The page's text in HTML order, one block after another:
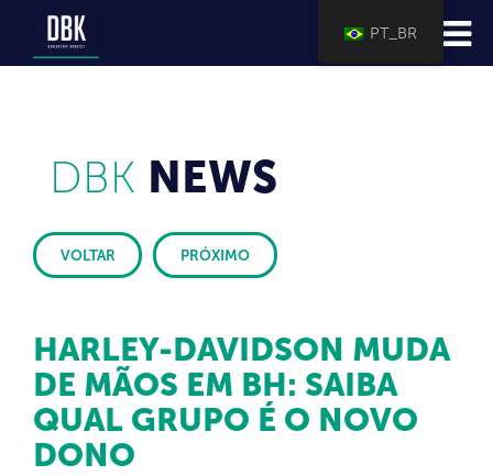
DBK NEWS
VOLTAR PRÓXIMO
HARLEY-DAVIDSON MUDA
DE MÃOS EM BH: SAIBA
QUAL GRUPO É O NOVO
DONO
PT_BR